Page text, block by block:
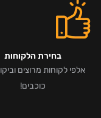
בחירת הלקוחות
כוכבים!